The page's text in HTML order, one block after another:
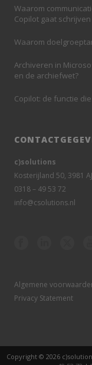
Waarom
Copilot gaat schrijven
Waarom
Archiveren in
en de archiefwet?
Copilot: de functie
c)solutions
Kosterijland 50, 3981
0318 – 49 53 72
info@csolutions.nl
Algemene
Privacy Statement
Copyright © 2026